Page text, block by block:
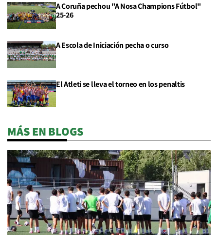
A Coruña pechou "A Nosa Champions Fútbol"
25-26
A Escola de Iniciación pecha o curso
El Atleti se lleva el torneo en los penaltis
MÁS EN BLOGS